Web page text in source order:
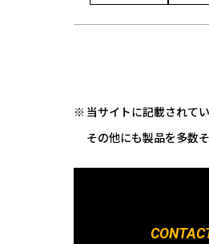
当サイトに記載されて
その他にも製品を多数